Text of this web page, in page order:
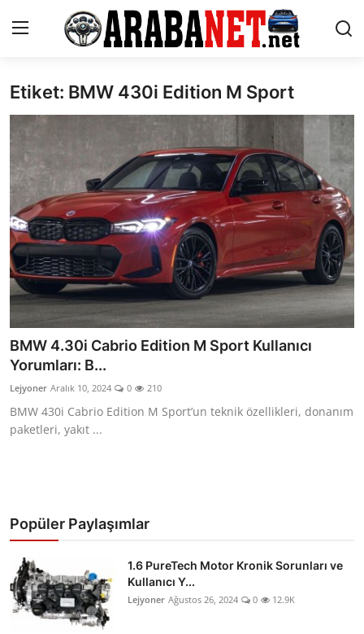
Giriş yapmak Kayıt olmak
İletişim
Araba Markaları
Paketler
Karşılaştırmalar
Kronik Sorunlar
Bakım & Arıza Çözümleri
İkinci El & Ekspertiz
Muayene & Emisyon
Sigorta & Kasko
Yakıt, LPG & Elektrikli
Etiket: BMW 430i Edition M Sport
BMW 4.30i Cabrio Edition M Sport Kullanıcı
Yorumları: B...
Lejyoner Aralık 10, 2024 0 210
BMW 430i Cabrio Edition M Sport’un teknik özellikleri, donanım
paketleri, yakıt ...
Popüler Paylaşımlar
1.6 PureTech Motor Kronik Sorunları ve
Kullanıcı Y...
Lejyoner Ağustos 26, 2024 0 12.9K